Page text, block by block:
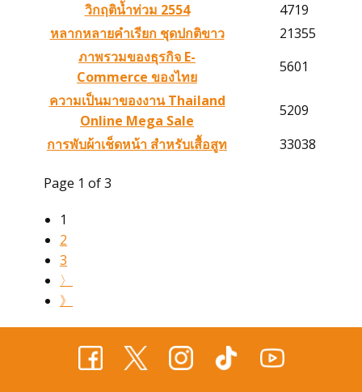
ติดต่อเรา
โทร 099 11 44 919
แอดไลน์ @suitonline
Login
วิกฤติน้ำท่วม 2554
4719
หลากหลายคำเรียก ชุดปกติขาว
21355
ภาพรวมของธุรกิจ E-
Commerce ของไทย
5601
ความเป็นมาของงาน Thailand
Online Mega Sale
5209
การพับผ้าเช็ดหน้า สำหรับเสื้อสูท
33038
Page 1 of 3
1
2
3
〉
》